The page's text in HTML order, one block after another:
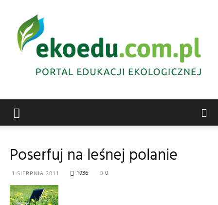
ekologiczna
Poserfuj na leśnej polanie
1 SIERPNIA 2011 1936 0